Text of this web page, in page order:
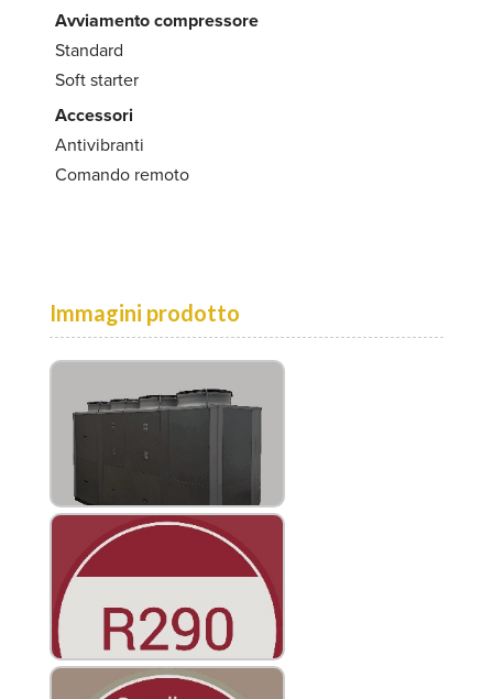
Avviamento compressore
Standard
Soft starter
Accessori
Antivibranti
Comando remoto
Immagini prodotto